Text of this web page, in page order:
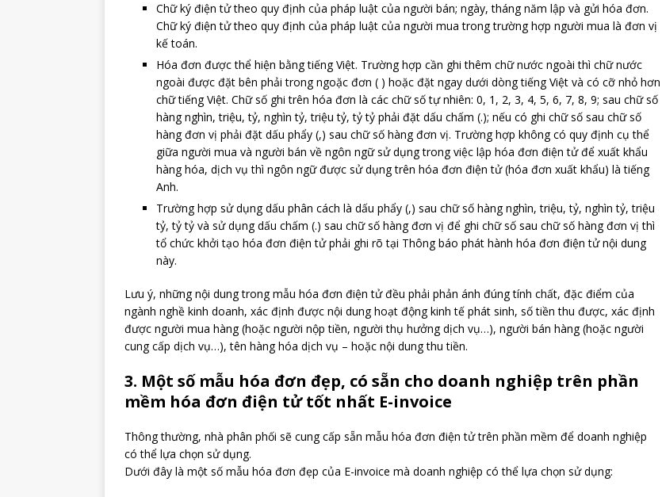
Chữ ký điện tử theo quy định của pháp luật của người bán; ngày, tháng năm lập và gửi hóa đơn.
Chữ ký điện tử theo quy định của pháp luật của người mua trong trường hợp người mua là đơn vị
kế toán.
Hóa đơn được thể hiện bằng tiếng Việt. Trường hợp cần ghi thêm chữ nước ngoài thì chữ nước
ngoài được đặt bên phải trong ngoặc đơn ( ) hoặc đặt ngay dưới dòng tiếng Việt và có cỡ nhỏ hơn
chữ tiếng Việt. Chữ số ghi trên hóa đơn là các chữ số tự nhiên: 0, 1, 2, 3, 4, 5, 6, 7, 8, 9; sau chữ số
hàng nghìn, triệu, tỷ, nghìn tỷ, triệu tỷ, tỷ tỷ phải đặt dấu chấm (.); nếu có ghi chữ số sau chữ số
hàng đơn vị phải đặt dấu phẩy (,) sau chữ số hàng đơn vị. Trường hợp không có quy định cụ thể
giữa người mua và người bán về ngôn ngữ sử dụng trong việc lập hóa đơn điện tử để xuất khẩu
hàng hóa, dịch vụ thì ngôn ngữ được sử dụng trên hóa đơn điện tử (hóa đơn xuất khẩu) là tiếng
Anh.
Trường hợp sử dụng dấu phân cách là dấu phẩy (,) sau chữ số hàng nghìn, triệu, tỷ, nghìn tỷ, triệu
tỷ, tỷ tỷ và sử dụng dấu chấm (.) sau chữ số hàng đơn vị để ghi chữ số sau chữ số hàng đơn vị thì
tổ chức khởi tạo hóa đơn điện tử phải ghi rõ tại Thông báo phát hành hóa đơn điện tử nội dung
này.
Lưu ý, những nội dung trong mẫu hóa đơn điện tử đều phải phản ánh đúng tính chất, đặc điểm của
ngành nghề kinh doanh, xác định được nội dung hoạt động kinh tế phát sinh, số tiền thu được, xác định
được người mua hàng (hoặc người nộp tiền, người thụ hưởng dịch vụ…), người bán hàng (hoặc người
cung cấp dịch vụ…), tên hàng hóa dịch vụ – hoặc nội dung thu tiền.
3. Một số mẫu hóa đơn đẹp, có sẵn cho doanh nghiệp trên phần
mềm hóa đơn điện tử tốt nhất E-invoice
Thông thường, nhà phân phối sẽ cung cấp sẵn mẫu hóa đơn điện tử trên phần mềm để doanh nghiệp
có thể lựa chọn sử dụng.
Dưới đây là một số mẫu hóa đơn đẹp của E-invoice mà doanh nghiệp có thể lựa chọn sử dụng: